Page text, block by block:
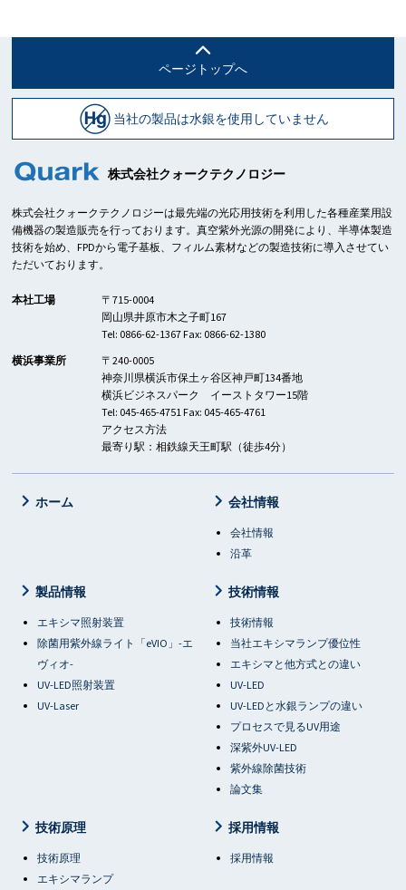
ページトップへ
当社の製品は水銀を使用していません
株式会社クォークテクノロジー
株式会社クォークテクノロジーは最先端の光応用技術を利用した各種産業用設
備機器の製造販売を行っております。真空紫外光源の開発により、半導体製造
技術を始め、FPDから電子基板、フィルム素材などの製造技術に導入させてい
ただいております。
本社工場
〒715-0004
岡山県井原市木之子町167
Tel: 0866-62-1367 Fax: 0866-62-1380
横浜事業所
〒240-0005
神奈川県横浜市保土ヶ谷区神戸町134番地
横浜ビジネスパーク イーストタワー15階
Tel: 045-465-4751 Fax: 045-465-4761
アクセス方法
最寄り駅：相鉄線天王町駅（徒歩4分）
ホーム 会社情報
会社情報
沿革
製品情報
エキシマ照射装置
除菌用紫外線ライト「eVIO」-エ
ヴィオ-
UV-LED照射装置
UV-Laser
技術情報
技術情報
当社エキシマランプ優位性
エキシマと他方式との違い
UV-LED
UV-LEDと水銀ランプの違い
プロセスで見るUV用途
深紫外UV-LED
紫外線除菌技術
論文集
技術原理
技術原理
エキシマランプ
採用情報
採用情報